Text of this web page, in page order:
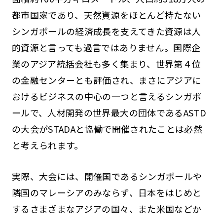
都市国家であり、天然資源をほとんど持たない
シンガポールの経済成長を支えてきた資源は人
的資源と言っても過言ではありません。国際企
業のアジア統括会社も多く集まり、世界第４位
の金融センターとも評価され、まさにアジアに
おけるビジネスの中心の一つと言えるシンガポ
ールで、人材開発の世界最大の団体であるASTD
の大会がSTADAと協働で開催されたことは必然
と考えられます。
実際、大会には、開催国であるシンガポールや
隣国のマレーシアのみならず、日本をはじめと
するさまざまなアジアの国々、また米国などか